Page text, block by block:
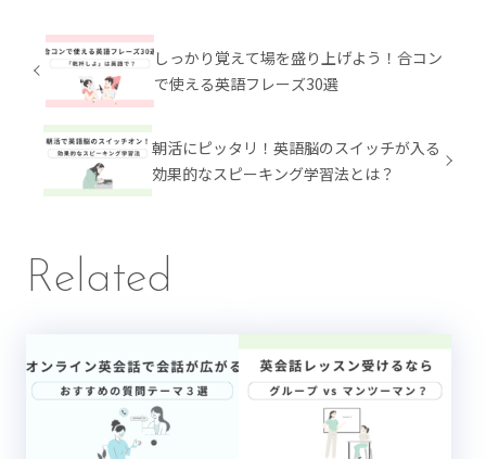
しっかり覚えて場を盛り上げよう！合コン
で使える英語フレーズ30選
朝活にピッタリ！英語脳のスイッチが入る
効果的なスピーキング学習法とは？
Related